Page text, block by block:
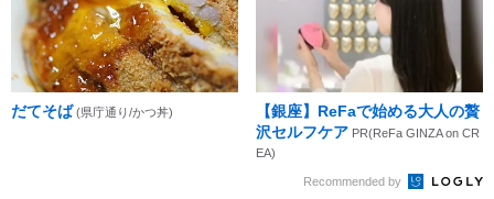
だてそば (県庁通り/かつ丼)
【銀座】ReFaで始める大人の贅
沢セルフケア PR(ReFa GINZA on CR
EA)
Recommended by